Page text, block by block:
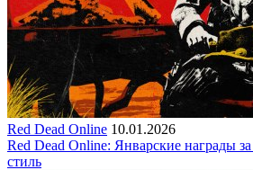
Red Dead Online 10.01.2026
Red Dead Online: Январские награды
стиль